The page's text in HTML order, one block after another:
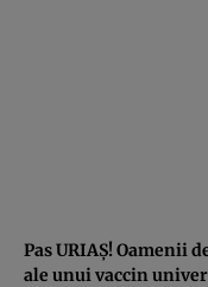
Pas URIAŞ! Oamenii
ale unui vaccin